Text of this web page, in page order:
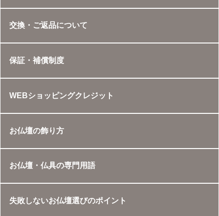
交換・ご返品について
保証・補償制度
WEBショッピングクレジット
お仏壇の飾り方
お仏壇・仏具の専門用語
失敗しないお仏壇選びのポイント